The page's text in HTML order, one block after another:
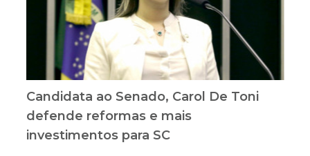
Candidata ao Senado, Carol De Toni
defende reformas e mais
investimentos para SC